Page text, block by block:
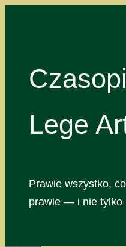
Lege
Prawie wszystko,
prawie — i nie tylko